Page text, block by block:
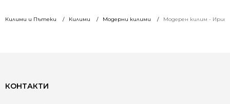
Килими и Пътеки Килими Модерни килими Модерен килим - Ирис
КОНТАКТИ